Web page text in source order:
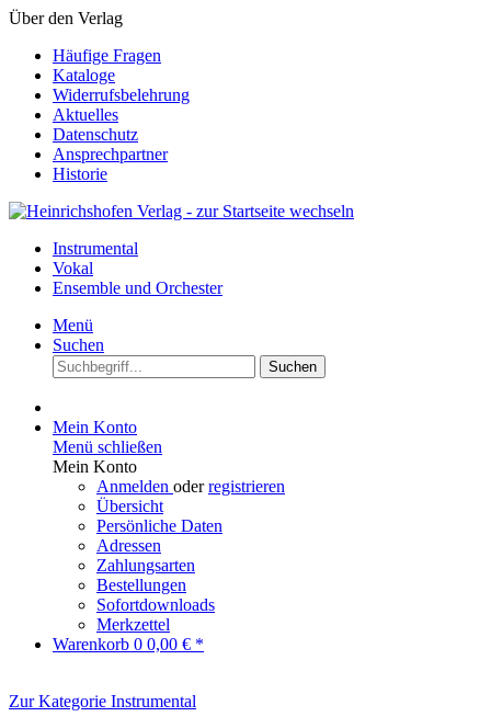
Über den Verlag
Häufige Fragen
Kataloge
Widerrufsbelehrung
Aktuelles
Datenschutz
Ansprechpartner
Historie
Instrumental
Vokal
Ensemble und Orchester
Menü
Suchen
Suchen
Mein Konto
Menü schließen
Mein Konto
Anmelden oderregistrieren
Übersicht
Persönliche Daten
Adressen
Zahlungsarten
Bestellungen
Sofortdownloads
Merkzettel
Warenkorb 0 0,00 € *
Zur Kategorie Instrumental